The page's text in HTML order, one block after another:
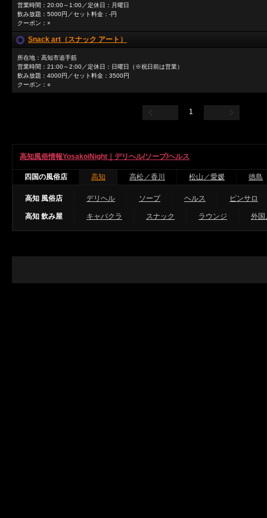
営業時間：20:00～1:00／定休日：月曜日
飲み放題：5000円／セット料金：-円
クーポン：×
Snack art（スナック アート）
所在地：高知市追手筋
営業時間：21:00～2:00／定休日：日曜日（※祝日前は営業）
飲み放題：4000円／セット料金：3500円
クーポン：○
1
高知風俗情報YosakoiNight｜デリヘル/ソープ/ヘルス
四国の風俗店 高知 高松／香川 松山／愛媛 徳島
高知 風俗店 デリヘル ソープ ヘルス ピンサロ
高知 飲み屋 キャバクラ スナック ラウンジ 外国